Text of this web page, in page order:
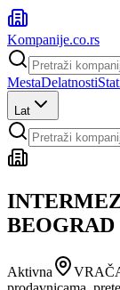
Kompanije.co.rs
MestaDelatnosti
Lat
Aktivna